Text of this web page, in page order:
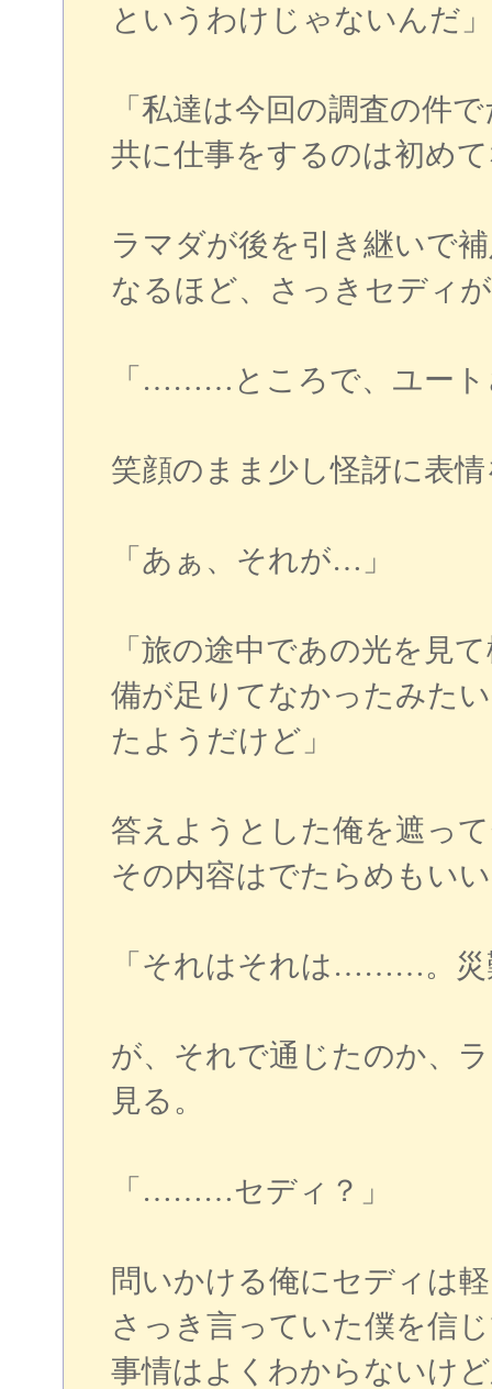
というわけじゃないんだ」
「私達は今回の調査の件
共に仕事をするのは初め
ラマダが後を引き継いで
なるほど、さっきセディ
「………ところで、ユート
笑顔のまま少し怪訝に表
「あぁ、それが…」
「旅の途中であの光を見
備が足りてなかったみた
たようだけど」
答えようとした俺を遮っ
その内容はでたらめもい
「それはそれは………。災
が、それで通じたのか、
見る。
「………セディ？」
問いかける俺にセディは
さっき言っていた僕を信
事情はよくわからないけ